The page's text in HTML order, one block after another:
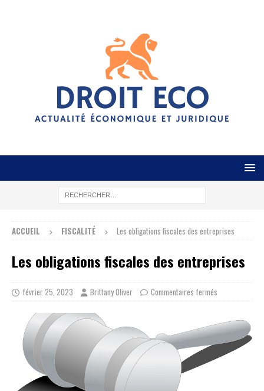
ACCUEIL FISCALITÉ Les obligations fiscales des entreprises
Les obligations fiscales des entreprises
février 25, 2023 Brittany Oliver Commentaires fermés